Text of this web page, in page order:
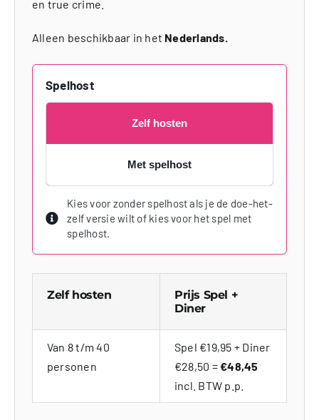
en true crime.
Alleen beschikbaar in het Nederlands.
Spelhost
Zelf hosten
Met spelhost
Kies voor zonder spelhost als je de doe-het-
zelf versie wilt of kies voor het spel met
spelhost.
Zelf hosten
Prijs Spel +
Diner
Van 8 t/m 40
personen
Spel €19,95 + Diner
€28,50 =€48,45
incl. BTW p.p.